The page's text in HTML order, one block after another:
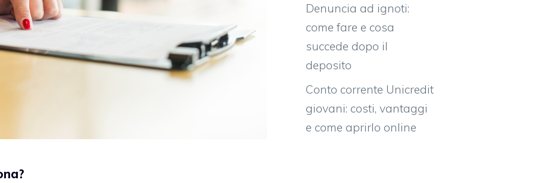
Denuncia ad ignoti:
come fare e cosa
succede dopo il
deposito
Conto corrente Unicredit
giovani: costi, vantaggi
e come aprirlo online